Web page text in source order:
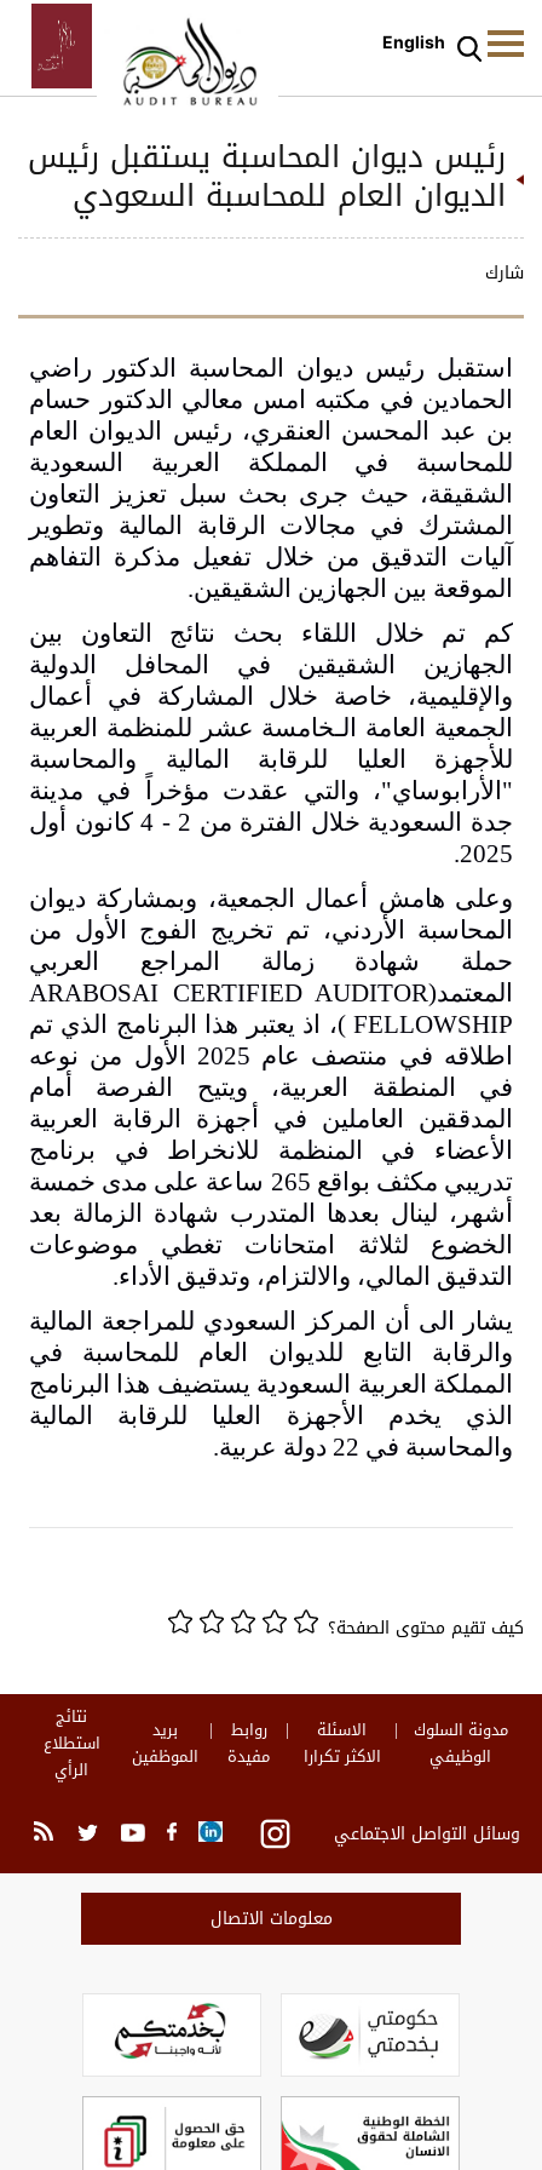
English
رئيس ديوان المحاسبة يستقبل رئيس
الديوان العام للمحاسبة السعودي ‎
شارك
استقبل رئيس ديوان المحاسبة الدكتور راضي
الحمادين في مكتبه امس معالي الدكتور حسام
بن عبد المحسن العنقري، رئيس الديوان العام
للمحاسبة في المملكة العربية السعودية
الشقيقة، حيث جرى بحث سبل تعزيز التعاون
المشترك في مجالات الرقابة المالية وتطوير
آليات التدقيق من خلال تفعيل مذكرة التفاهم
الموقعة بين الجهازين الشقيقين.
كم تم خلال اللقاء بحث نتائج
التعاون بين
الجهازين الشقيقين في المحافل الدولية
والإقليمية، خاصة خلال المشاركة في أعمال
الجمعية العامة الـخامسة عشر للمنظمة العربية
للأجهزة العليا للرقابة المالية والمحاسبة
"الأرابوساي"، والتي عقدت مؤخراً في مدينة
جدة السعودية خلال الفترة من 2 - 4 كانون أول
2025.
وعلى هامش أعمال الجمعية، وبمشاركة ديوان
المحاسبة الأردني، تم تخريج الفوج الأول من
حملة شهادة زمالة المراجع العربي
المعتمد(ARABOSAI CERTIFIED AUDITOR
FELLOWSHIP )، اذ يعتبر هذا البرنامج الذي تم
اطلاقه في منتصف عام 2025 الأول من نوعه
في المنطقة العربية، ويتيح الفرصة أمام
المدققين العاملين في أجهزة الرقابة العربية
الأعضاء في المنظمة للانخراط في برنامج
تدريبي مكثف بواقع 265 ساعة على مدى خمسة
أشهر، لينال بعدها المتدرب شهادة الزمالة بعد
الخضوع لثلاثة امتحانات تغطي موضوعات
التدقيق المالي، والالتزام، وتدقيق الأداء.
يشار الى أن المركز السعودي للمراجعة المالية
والرقابة التابع للديوان العام للمحاسبة في
المملكة العربية السعودية يستضيف هذا البرنامج
الذي يخدم الأجهزة العليا للرقابة المالية
والمحاسبة في 22 دولة عربية.
كيف تقيم محتوى الصفحة؟
مدونة السلوك
الوظيفي
الاسئلة
الاكثر تكرارا
روابط
مفيدة
بريد
الموظفين
نتائج
استطلاع
الرأي
وسائل التواصل الاجتماعي
معلومات الاتصال